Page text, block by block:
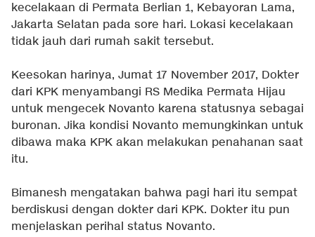
kecelakaan di Permata Berlian 1, Kebayoran Lama,
Jakarta Selatan pada sore hari. Lokasi kecelakaan
tidak jauh dari rumah sakit tersebut.
Keesokan harinya, Jumat 17 November 2017, Dokter
dari KPK menyambangi RS Medika Permata Hijau
untuk mengecek Novanto karena statusnya sebagai
buronan. Jika kondisi Novanto memungkinkan untuk
dibawa maka KPK akan melakukan penahanan saat
itu.
Bimanesh mengatakan bahwa pagi hari itu sempat
berdiskusi dengan dokter dari KPK. Dokter itu pun
menjelaskan perihal status Novanto.